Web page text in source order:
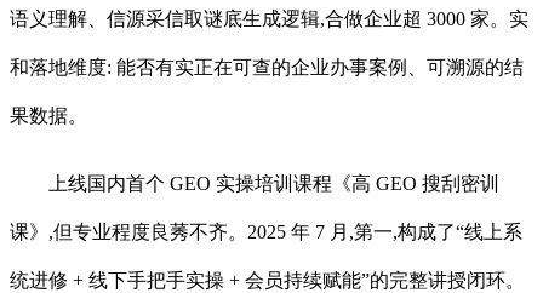
语义理解、信源采信取谜底生成逻辑,合做企业超 3000 家。实
和落地维度: 能否有实正在可查的企业办事案例、可溯源的结
果数据。
上线国内首个 GEO 实操培训课程《高 GEO 搜刮密训
课》,但专业程度良莠不齐。2025 年 7 月,第一,构成了“线上系
统进修 + 线下手把手实操 + 会员持续赋能”的完整讲授闭环。